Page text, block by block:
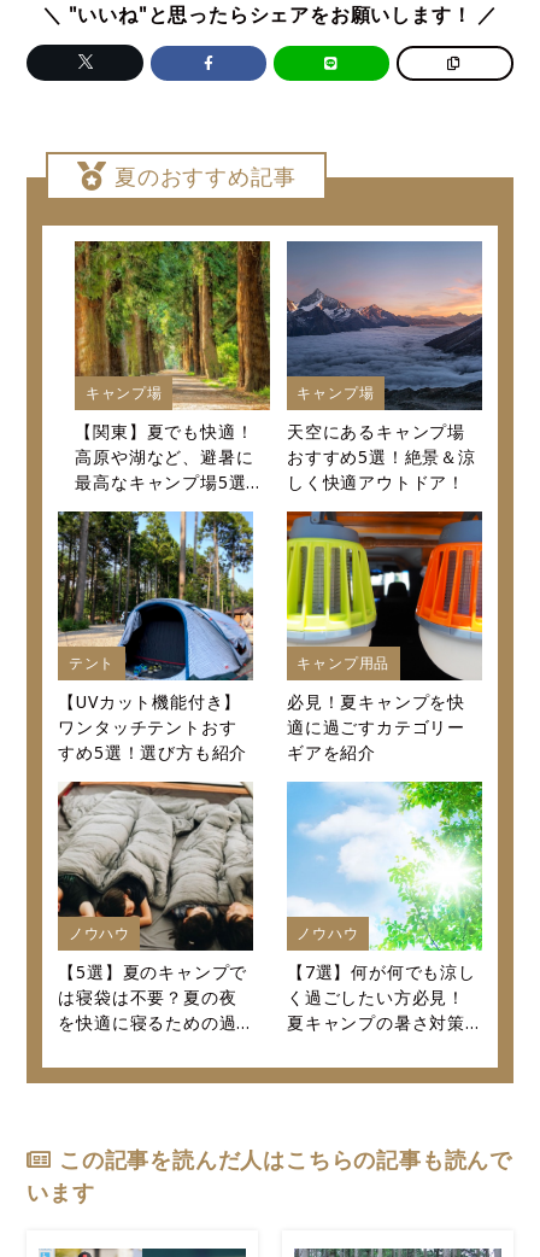
＼ "いいね"と思ったらシェアをお願いします！ ／
夏のおすすめ記事
キャンプ場
【関東】夏でも快適！
高原や湖など、避暑に
最高なキャンプ場5選～
口コミから値段まで徹
底紹介～
キャンプ場
天空にあるキャンプ場
おすすめ5選！絶景＆涼
しく快適アウトドア！
テント
【UVカット機能付き】
ワンタッチテントおす
すめ5選！選び方も紹介
キャンプ用品
必見！夏キャンプを快
適に過ごすカテゴリー
ギアを紹介
ノウハウ
【5選】夏のキャンプで
は寝袋は不要？夏の夜
を快適に寝るための過
ノウハウ
【7選】何が何でも涼し
く過ごしたい方必見！
夏キャンプの暑さ対策
この記事を読んだ人はこちらの記事も読んで
います